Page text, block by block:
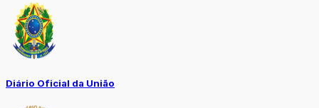
Diário Oficial da União